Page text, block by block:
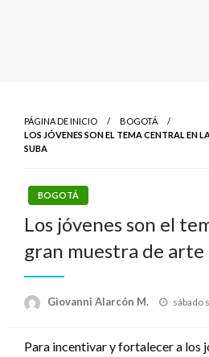
PÁGINA DE INICIO
BOGOTÁ
LOS JÓVENES SON EL TEMA CENTRAL EN
SUBA
BOGOTÁ
Los jóvenes son el
gran muestra de arte
Giovanni Alarcón M. sábado
Para incentivar y fortalecer a los